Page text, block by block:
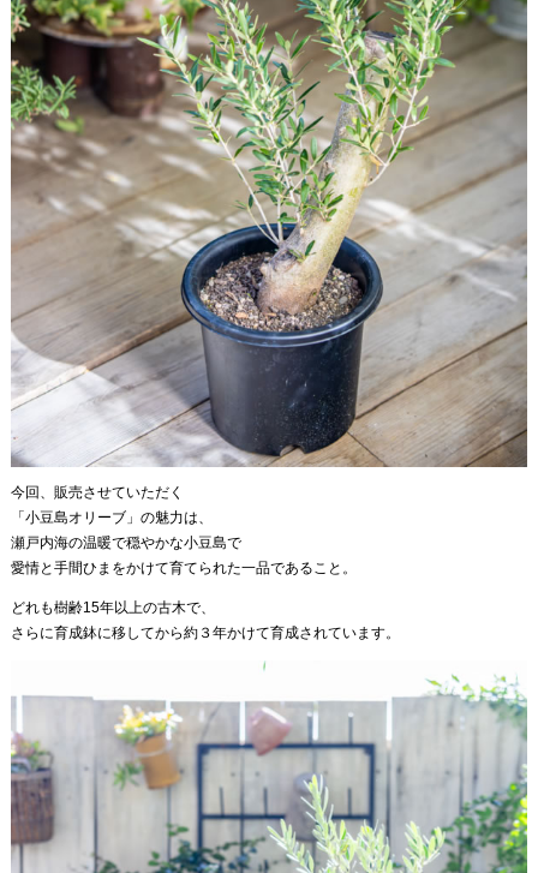
今回、販売させていただく
「小豆島オリーブ」の魅力は、
瀬戸内海の温暖で穏やかな小豆島で
愛情と手間ひまをかけて育てられた一品であること。
どれも樹齢15年以上の古木で、
さらに育成鉢に移してから約３年かけて育成されています。